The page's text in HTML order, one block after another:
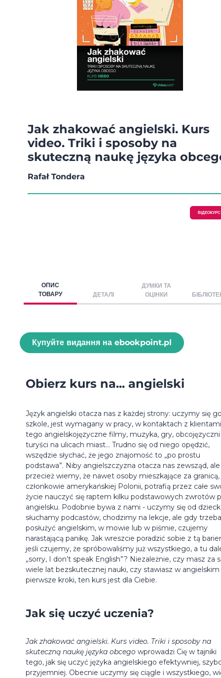
Jak zhakować angielski. Kurs
video. Triki i sposoby na
skuteczną naukę języka
Rafał Tondera
ВІДЕОКУРС
ОПИС
ТОВАРУ
ДЕТАЛІ
ДУМКИ ТА
ОЦІНКИ
Купуйте видання на ebookpoint.pl
Obierz kurs na... angielski
Język angielski otacza nas z każdej strony: uczymy się
szkole, jest wymagany w pracy, w kontaktach z
tego angielskojęzyczne filmy, muzyka, gry, obcojęzyczni
turyści na ulicach miast... Trudno się od niego opędzić,
wszędzie słychać, że jego znajomość to „po prostu
podstawa”. Niby angielszczyzna otacza nas zewsząd, ale
przecież wiemy, że nawet osoby mieszkające za granicą,
członkowie amerykańskiej Polonii, potrafią przez całe
życie nauczyć się raptem kilku podstawowych zwrotów
angielsku. Podobnie bywa z nami - uczymy się od
słuchamy podcastów, chodzimy na lekcje, ale gdy
posłużyć angielskim, w mowie lub w piśmie, czujemy
narastającą panikę. Jak wreszcie poradzić sobie z tą
jeśli czujemy, że spróbowaliśmy już wszystkiego, a tu
„sorry, I don’t speak English”? Niezależnie, czy masz za
wiele lat bezskutecznej nauki, czy stawiasz w angielskim
pierwsze kroki, ten kurs jest dla Ciebie.
Jak się uczyć uczenia?
Jak zhakować angielski. Kurs video. Triki i sposoby na
skuteczną naukę języka obcego wprowadzi Cię w tajniki
tego, jak się uczyć języka angielskiego efektywniej,
przyjemniej. Obecnie uczymy się ciągle i wszystkiego,